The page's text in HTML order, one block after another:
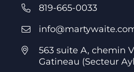
819-665-0033
563 suite A, chemin
Gatineau (Secteur